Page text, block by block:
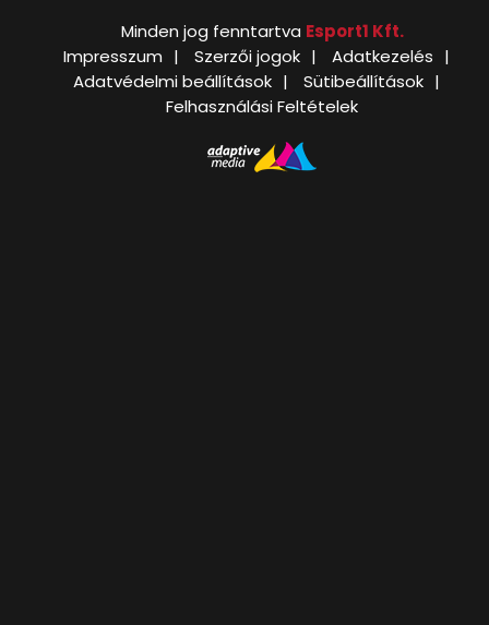
Minden jog fenntartva Esport1 Kft.
Impresszum
Szerzői jogok
Adatkezelés
Adatvédelmi beállítások
Sütibeállítások
Felhasználási Feltételek